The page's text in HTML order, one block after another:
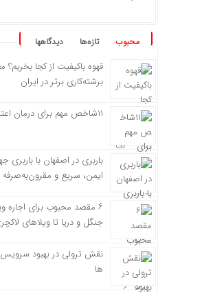
محبوب تازه‌ها دیدگاهها
برشته‌کاری برتر در ایران
۱۱شاخص مهم برای درمان اعتیاد با کیفیت بالا
باربری در اصفهان با باربری
ایمن، سریع و مقرون‌به‌صرفه
۶ مقصد محبوب برای اجاره
جنگل و دریا تا ویلاهای
نقش ترولی در بهبود
ها